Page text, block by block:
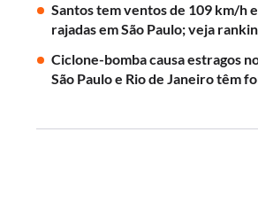
Santos tem ventos de 109 km/h
rajadas em São Paulo; veja
Ciclone-bomba causa estragos
São Paulo e Rio de Janeiro têm